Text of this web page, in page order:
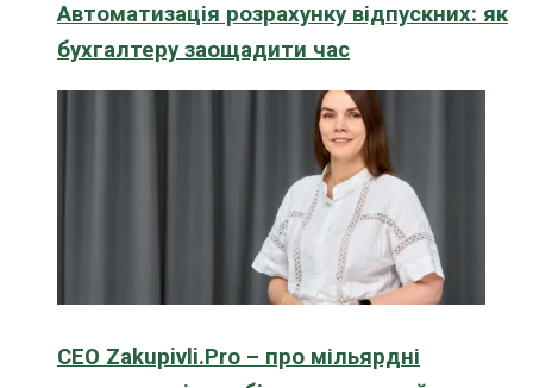
Автоматизація розрахунку відпускних: як
бухгалтеру заощадити час
CEO Zakupivli.Pro – про мільярдні